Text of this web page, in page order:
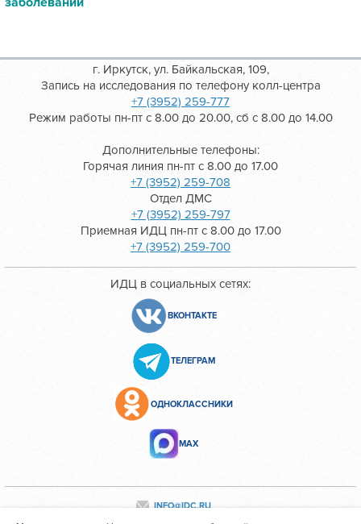
г. Иркутск, ул. Байкальская, 109,
Запись на исследования по телефону колл-центра
+7 (3952) 259-777
Режим работы пн-пт с 8.00 до 20.00, сб с 8.00 до 14.00
Дополнительные телефоны:
Горячая линия пн-пт с 8.00 до 17.00
+7 (3952) 259-708
Отдел ДМС
+7 (3952) 259-797
Приемная ИДЦ пн-пт с 8.00 до 17.00
+7 (3952) 259-700
ИДЦ в социальных сетях:
ВКОНТАКТЕ
ТЕЛЕГРАМ
ОДНОКЛАССНИКИ
МАХ
INFO@IDC.RU